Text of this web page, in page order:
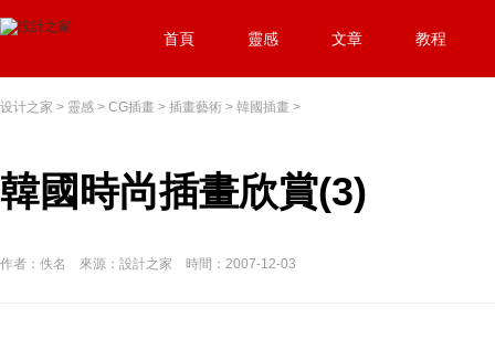
首頁 靈感 文章 教程
设计之家 > 靈感 > CG插畫 > 插畫藝術 > 韓國插畫 >
韓國時尚插畫欣賞(3)
作者：佚名 來源：設計之家 時間：2007-12-03